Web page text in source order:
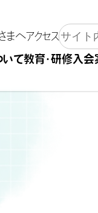
まへアクセス
いて教育・研修入会